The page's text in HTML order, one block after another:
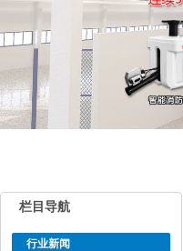
栏目导航
行业新闻